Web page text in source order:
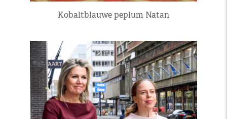
Kobaltblauwe peplum Natan